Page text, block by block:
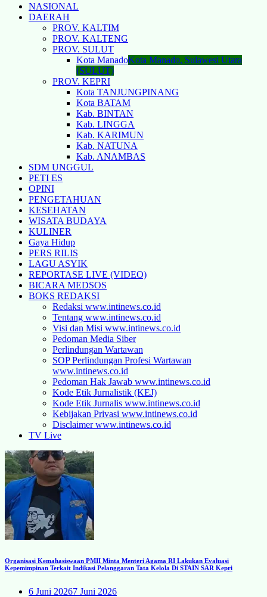
NASIONAL
DAERAH
PROV. KALTIM
PROV. KALTENG
PROV. SULUT
Kota ManadoKota Manado, Sulawesi Utara
(SULUT)
PROV. KEPRI
Kota TANJUNGPINANG
Kota BATAM
Kab. BINTAN
Kab. LINGGA
Kab. KARIMUN
Kab. NATUNA
Kab. ANAMBAS
SDM UNGGUL
PETI ES
OPINI
PENGETAHUAN
KESEHATAN
WISATA BUDAYA
KULINER
Gaya Hidup
PERS RILIS
LAGU ASYIK
REPORTASE LIVE (VIDEO)
BICARA MEDSOS
BOKS REDAKSI
Redaksi www.intinews.co.id
Tentang www.intinews.co.id
Visi dan Misi www.intinews.co.id
Pedoman Media Siber
Perlindungan Wartawan
SOP Perlindungan Profesi Wartawan
www.intinews.co.id
Pedoman Hak Jawab www.intinews.co.id
Kode Etik Jurnalistik (KEJ)
Kode Etik Jurnalis www.intinews.co.id
Kebijakan Privasi www.intinews.co.id
Disclaimer www.intinews.co.id
TV Live
Organisasi Kemahasiswaan PMII Minta Menteri Agama RI Lakukan Evaluasi
Kepemimpinan Terkait Indikasi Pelanggaran Tata Kelola Di STAIN SAR Kepri
6 Juni 20267 Juni 2026